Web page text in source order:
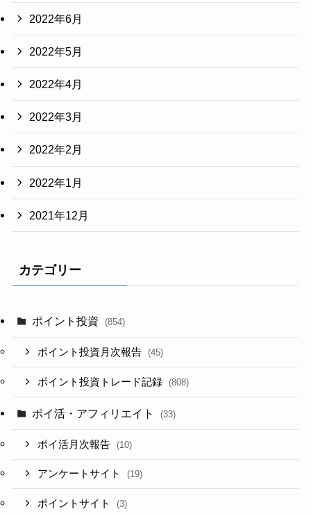
2022年6月
2022年5月
2022年4月
2022年3月
2022年2月
2022年1月
2021年12月
カテゴリー
ポイント投資 (854)
ポイント投資月次報告 (45)
ポイント投資トレード記録 (808)
ポイ活・アフィリエイト (33)
ポイ活月次報告 (10)
アンケートサイト (19)
ポイントサイト (3)